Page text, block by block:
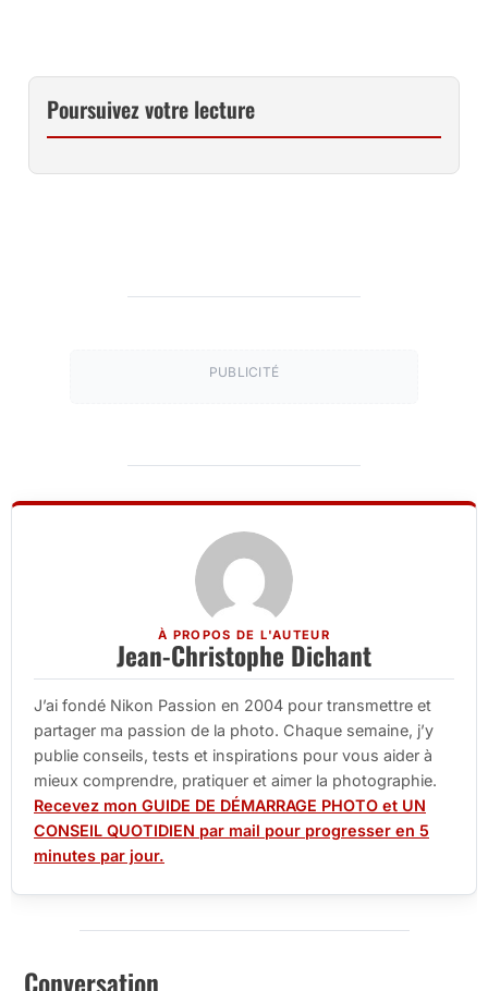
Poursuivez votre lecture
PUBLICITÉ
À PROPOS DE L'AUTEUR
Jean-Christophe Dichant
J’ai fondé Nikon Passion en 2004 pour transmettre et
partager ma passion de la photo. Chaque semaine, j’y
publie conseils, tests et inspirations pour vous aider à
mieux comprendre, pratiquer et aimer la photographie.
Recevez mon GUIDE DE DÉMARRAGE PHOTO et UN
CONSEIL QUOTIDIEN par mail pour progresser en 5
minutes par jour.
Conversation